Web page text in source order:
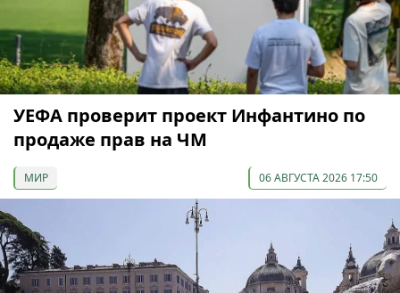
УЕФА проверит проект Инфантино по
продаже прав на ЧМ
МИР 06 АВГУСТА 2026 17:50